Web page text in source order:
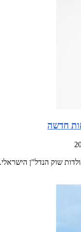
בתולדות שוק